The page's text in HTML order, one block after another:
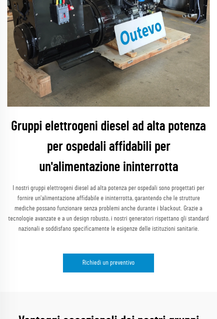
Gruppi elettrogeni diesel ad alta potenza
per ospedali affidabili per
un'alimentazione ininterrotta
I nostri gruppi elettrogeni diesel ad alta potenza per ospedali sono progettati per
fornire un'alimentazione affidabile e ininterrotta, garantendo che le strutture
mediche possano funzionare senza problemi anche durante i blackout. Grazie a
tecnologie avanzate e a un design robusto, i nostri generatori rispettano gli standard
nazionali e soddisfano specificamente le esigenze delle istituzioni sanitarie.
Richiedi un preventivo